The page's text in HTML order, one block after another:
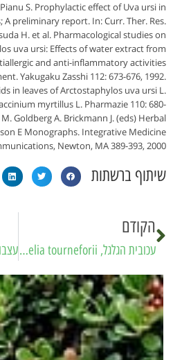
S. Prophylactic effect of Uva ursi in
preliminary report. In: Curr. Ther. Res.
H. et al. Pharmacological studies on
uva ursi: Effects of water extract from
and anti-inflammatory activities
Yakugaku Zasshi 112: 673-676, 1992.
in leaves of Arctostaphylos uva ursi L.
myrtillus L. Pharmazie 110: 680-
Goldberg A. Brickmann J. (eds) Herbal
E Monographs. Integrative Medicine
Newton, MA 389-393, 2000.
שיתוף ברשתות
הקודם
עכובית הגלגל, Tumble thistle ,Gundelia tourneforii